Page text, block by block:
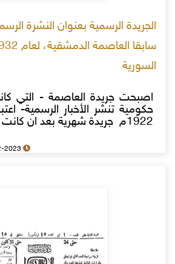
الجريدة الرسمية بعنوان النشرة
السورية
اصبحت جريدة العاصمة - التي
حكومية تنشر الأخبار الرسمية-
1922م جريدة شهرية بعد ان كانت اسبوعية.
30-12-2023